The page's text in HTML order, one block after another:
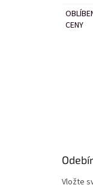
CENY
Vložte